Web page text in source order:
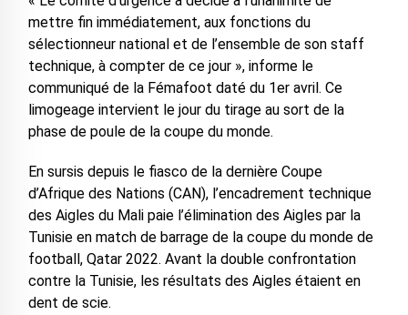
mettre fin immédiatement, aux fonctions du
sélectionneur national et de l’ensemble de son staff
technique, à compter de ce jour », informe le
communiqué de la Fémafoot daté du 1er avril. Ce
limogeage intervient le jour du tirage au sort de la
phase de poule de la coupe du monde.
En sursis depuis le fiasco de la dernière Coupe
d’Afrique des Nations (CAN), l’encadrement technique
des Aigles du Mali paie l’élimination des Aigles par la
Tunisie en match de barrage de la coupe du monde de
football, Qatar 2022. Avant la double confrontation
contre la Tunisie, les résultats des Aigles étaient en
dent de scie.